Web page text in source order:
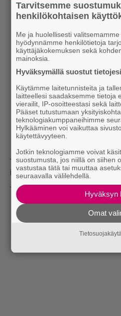
– Olet herttaisin. Niin nöyrä ja
itsestäänselvyytenä.
– Rakastamme sinua.
Tarvitsemme
henkilökohtaisen
Me ja huolellisesti
hyödynnämme henkilötietoja
käyttäjäkokemuksen sekä
mainoksia.
Hyväksymällä suostut
Käytämme laitetunnisteita ja
laitteellesi saadaksemme tietoja
vierailit, IP-osoitteestasi sekä
Pääset tutustumaan
teknologiakumppaneihimme
Hylkääminen voi vaikuttaa
käytettävyyteen.
Jotkin teknologiamme voivat
suostumusta, jos niillä on siihen
vastustaa tätä tai muuttaa
seuraavalla välilehdellä.
Hyväksyn
Omat